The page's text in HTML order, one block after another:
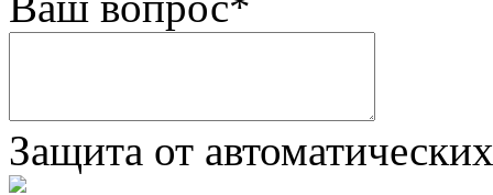
Защита от